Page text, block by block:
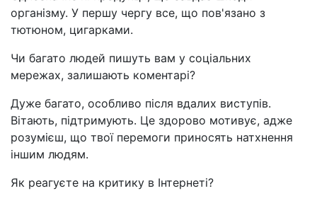
організму. У першу чергу все, що пов'язано з
тютюном, цигарками.
Чи багато людей пишуть вам у соціальних
мережах, залишають коментарі?
Дуже багато, особливо після вдалих виступів.
Вітають, підтримують. Це здорово мотивує, адже
розумієш, що твої перемоги приносять натхнення
іншим людям.
Як реагуєте на критику в Інтернеті?